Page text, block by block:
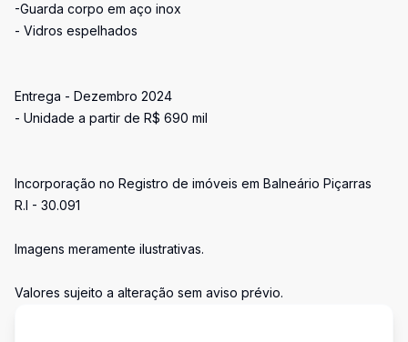
-Guarda corpo em aço inox
- Vidros espelhados
Entrega - Dezembro 2024
- Unidade a partir de R$ 690 mil
Incorporação no Registro de imóveis em Balneário Piçarras
R.I - 30.091
Imagens meramente ilustrativas.
Valores sujeito a alteração sem aviso prévio.